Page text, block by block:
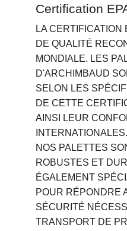
Certification
LA CERTIFICATION
DE QUALITÉ
MONDIALE. LES
D'ARCHIMBAUD
SELON LES
DE CETTE
AINSI LEUR
NOS PALETTES
ROBUSTES ET
ÉGALEMENT
POUR RÉPONDRE
SÉCURITÉ
TRANSPORT DE